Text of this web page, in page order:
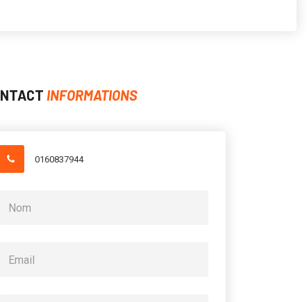
INFORMATIONS
0160837944